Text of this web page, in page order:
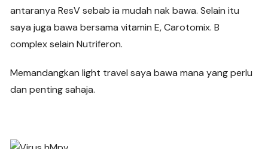
antaranya ResV sebab ia mudah nak bawa. Selain itu
saya juga bawa bersama vitamin E, Carotomix. B
complex selain Nutriferon.
Memandangkan light travel saya bawa mana yang perlu
dan penting sahaja.